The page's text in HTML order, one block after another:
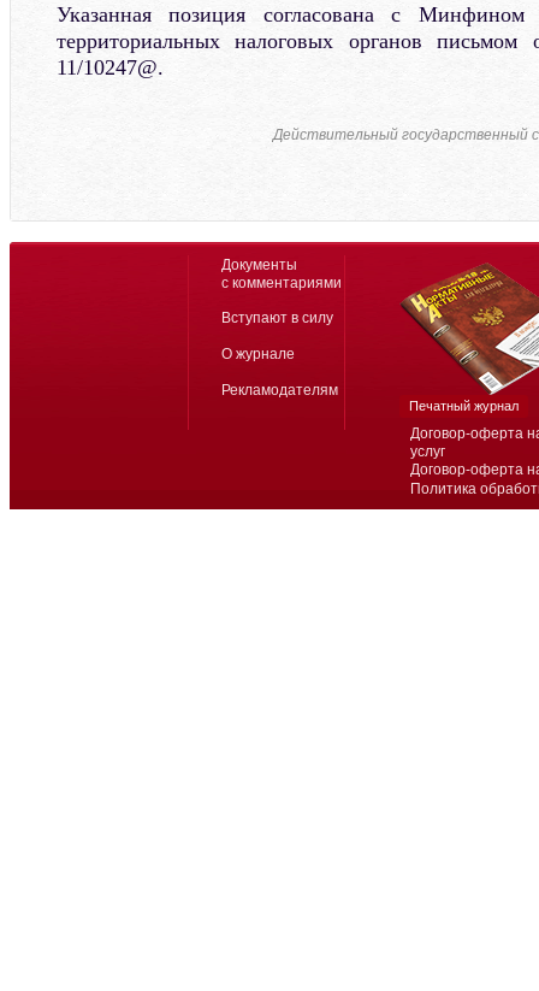
Указанная позиция согласована с
территориальных налоговых органов
11/10247@.
Действительный государственный
Договор-оферта
услуг
Договор-оферта
Политика
Документы
с комментариями
Вступают в силу
О журнале
Рекламодателям
Печатный журнал